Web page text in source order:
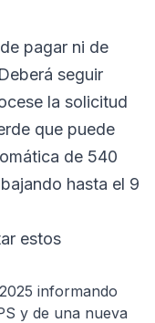
pagar ni de
seguir
la solicitud
que puede
de 540
hasta el 9
estos
informando
y de una nueva